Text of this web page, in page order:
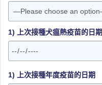
1) 上次接種犬瘟熱疫苗的日期
1) 上次接種年度疫苗的日期